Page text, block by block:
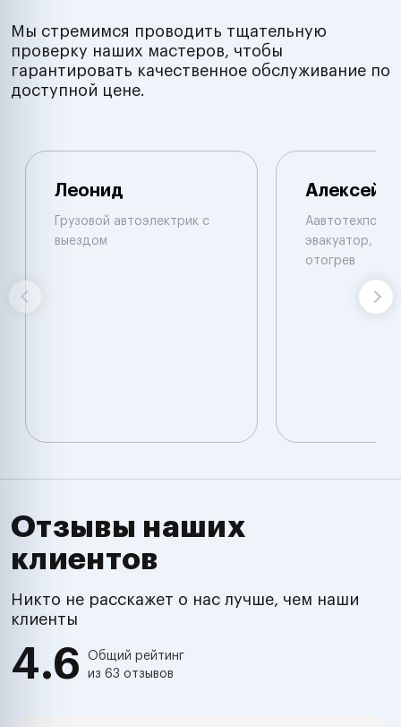
Мы стремимся проводить тщательную
проверку наших мастеров, чтобы
гарантировать качественное обслуживание по
доступной цене.
Леонид
Грузовой автоэлектрик с
выездом
Алексей
эвакуатор,
отогрев
Отзывы наших
клиентов
Никто не расскажет о нас лучше, чем наши
клиенты
4.6
Общий рейтинг
из 63 отзывов